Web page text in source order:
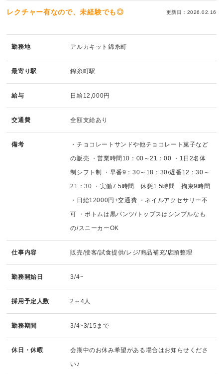
レクチャー有なので、未経験でも◎ 更新日：2026.02.16
勤務地 アルカキット錦糸町
最寄り駅 錦糸町駅
給与 日給12,000円
交通費 全額支給あり
備考
・チョコレートサンドや他チョコレート菓子など
の販売 ・営業時間10：00～21：00 ・1日2名体
制シフト制 ・早番9：30～18：30/遅番12：30～
21：30 ・実働7.5時間 休憩1.5時間 拘束9時間
・日給12000円+交通費 ・ネイルアクセサリー不
可 ・ボトムは黒パンツ/トップスはシンプルなも
の/スニーカーOK
仕事内容 販売/接客/試食提供/レジ/商品補充/店頭整理
勤務開始日 3/4~
採用予定人数 2～4人
勤務期間 3/4~3/15まで
休日・休暇
会期中のお休み希望がある場合はお知らせくださ
い♪